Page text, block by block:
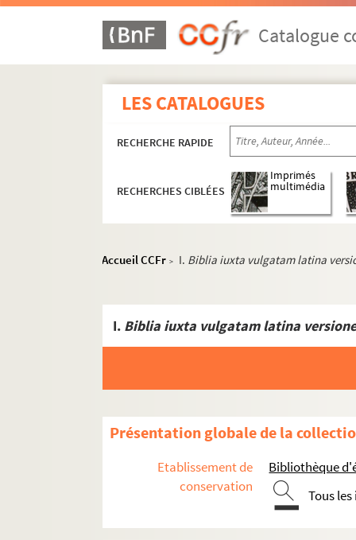
Catalogue
LES CATALOGUES
RECHERCHE RAPIDE
RECHERCHES CIBLÉES
Imprimés
multimédia
Accueil CCFr > I. Biblia iuxta vulgatam latina
I. Biblia iuxta vulgatam latina
Présentation globale de la
Etablissement de
conservation
Bibliothèque
Tous